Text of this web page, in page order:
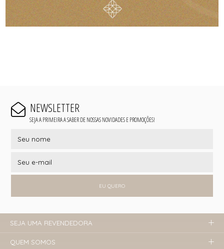
NEWSLETTER
SEJA A PRIMEIRA A SABER DE NOSSAS NOVIDADES E PROMOÇÕES!
EU QUERO
SEJA UMA REVENDEDORA
QUEM SOMOS